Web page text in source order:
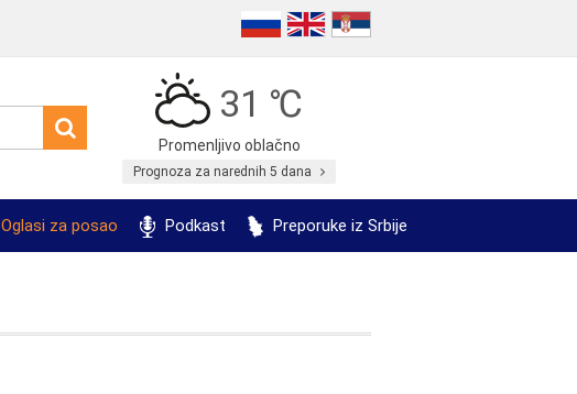
31 ℃
Promenljivo oblačno
Prognoza za narednih 5 dana
Oglasi za posao Podkast Preporuke iz Srbije